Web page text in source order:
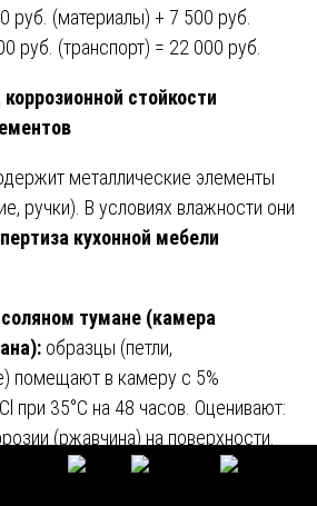
руб. (материалы) + 7 500 руб.
руб. (транспорт) = 22 000 руб.
стойкости
металлические элементы
ручки). В условиях влажности они
кухонной мебели
тумане (камера
образцы (петли,
помещают в камеру с 5%
при 35°C на 48 часов. Оценивают:
(ржавчина) на поверхности.
появляется на более чем 5%